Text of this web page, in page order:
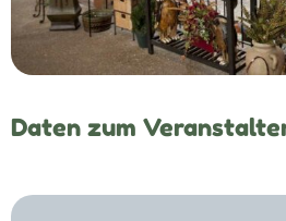
Daten zum